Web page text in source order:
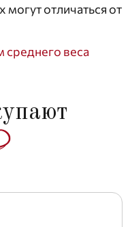
отличаться от
среднего веса